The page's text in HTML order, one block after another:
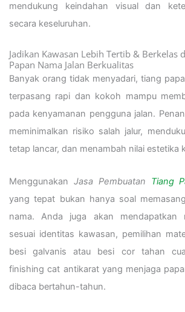
mendukung keindahan visual dan
secara keseluruhan.
Jadikan Kawasan Lebih Tertib & Berkelas
Papan Nama Jalan Berkualitas
Banyak orang tidak menyadari, tiang
terpasang rapi dan kokoh mampu
pada kenyamanan pengguna jalan.
meminimalkan risiko salah jalur,
tetap lancar, dan menambah nilai estetika
Menggunakan Jasa Pembuatan Tiang
yang tepat bukan hanya soal
nama. Anda juga akan mendapatkan
sesuai identitas kawasan, pemilihan
besi galvanis atau besi cor tahan
finishing cat antikarat yang menjaga
dibaca bertahun-tahun.